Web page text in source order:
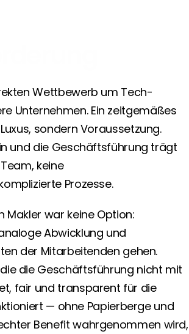
Wettbewerb um Tech-
Unternehmen. Ein zeitgemäßes
sondern Voraussetzung.
und die Geschäftsführung trägt
keine
Prozesse.
Makler war keine Option:
Abwicklung und
der Mitarbeitenden gehen.
die Geschäftsführung nicht mit
fair und transparent für die
— ohne Papierberge und
Benefit wahrgenommen wird,